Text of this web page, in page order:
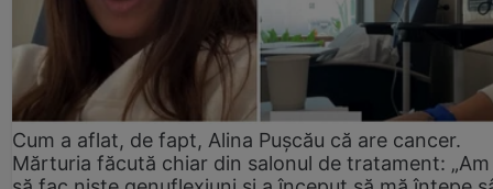
Cum a aflat, de fapt, Alina Pușcău că are cancer.
Mărturia făcută chiar din salonul de tratament: